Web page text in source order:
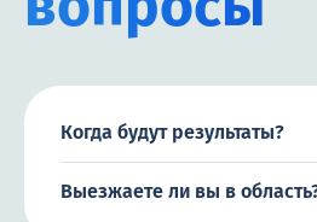
Когда будут результаты?
Выезжаете ли вы в